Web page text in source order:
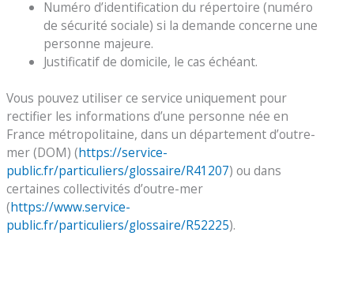
Numéro d’identification du répertoire (numéro
de sécurité sociale) si la demande concerne une
personne majeure.
Justificatif de domicile, le cas échéant.
Vous pouvez utiliser ce service uniquement pour
rectifier les informations d’une personne née en
France métropolitaine, dans un département d’outre-
mer (DOM) (https://service-
public.fr/particuliers/glossaire/R41207) ou dans
certaines collectivités d’outre-mer
(https://www.service-
public.fr/particuliers/glossaire/R52225).